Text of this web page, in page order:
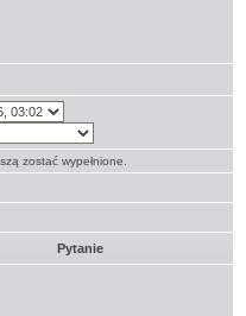
zostać wypełnione.
Pytanie